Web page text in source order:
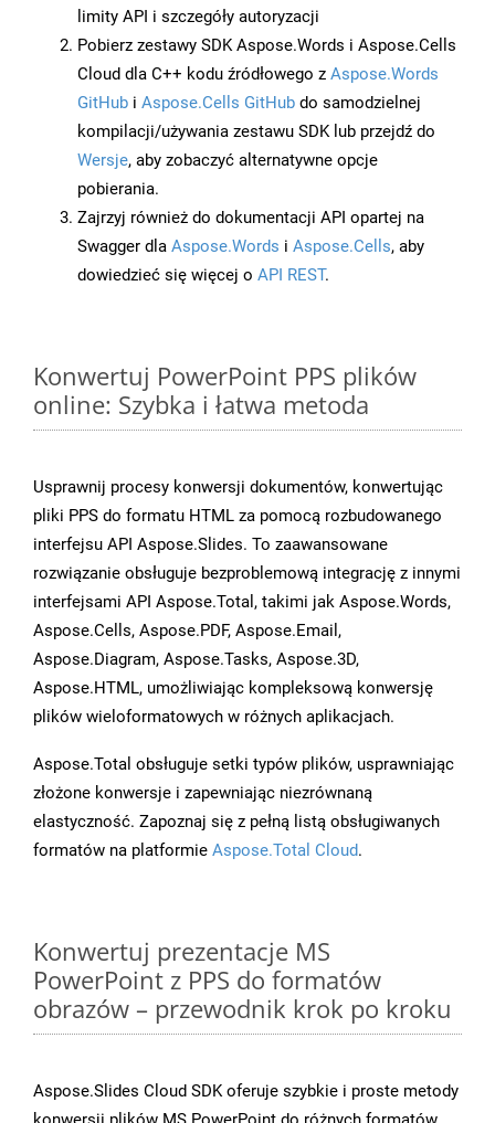
limity API i szczegóły autoryzacji
Pobierz zestawy SDK Aspose.Words i Aspose.Cells
Cloud dla C++ kodu źródłowego z Aspose.Words
GitHub i Aspose.Cells GitHub do samodzielnej
kompilacji/używania zestawu SDK lub przejdź do
Wersje, aby zobaczyć alternatywne opcje
pobierania.
Zajrzyj również do dokumentacji API opartej na
Swagger dla Aspose.Words i Aspose.Cells, aby
dowiedzieć się więcej o API REST.
Konwertuj PowerPoint PPS plików
online: Szybka i łatwa metoda
Usprawnij procesy konwersji dokumentów, konwertując
pliki PPS do formatu HTML za pomocą rozbudowanego
interfejsu API Aspose.Slides. To zaawansowane
rozwiązanie obsługuje bezproblemową integrację z innymi
interfejsami API Aspose.Total, takimi jak Aspose.Words,
Aspose.Cells, Aspose.PDF, Aspose.Email,
Aspose.Diagram, Aspose.Tasks, Aspose.3D,
Aspose.HTML, umożliwiając kompleksową konwersję
plików wieloformatowych w różnych aplikacjach.
Aspose.Total obsługuje setki typów plików, usprawniając
złożone konwersje i zapewniając niezrównaną
elastyczność. Zapoznaj się z pełną listą obsługiwanych
formatów na platformie Aspose.Total Cloud.
Konwertuj prezentacje MS
PowerPoint z PPS do formatów
obrazów – przewodnik krok po kroku
Aspose.Slides Cloud SDK oferuje szybkie i proste metody